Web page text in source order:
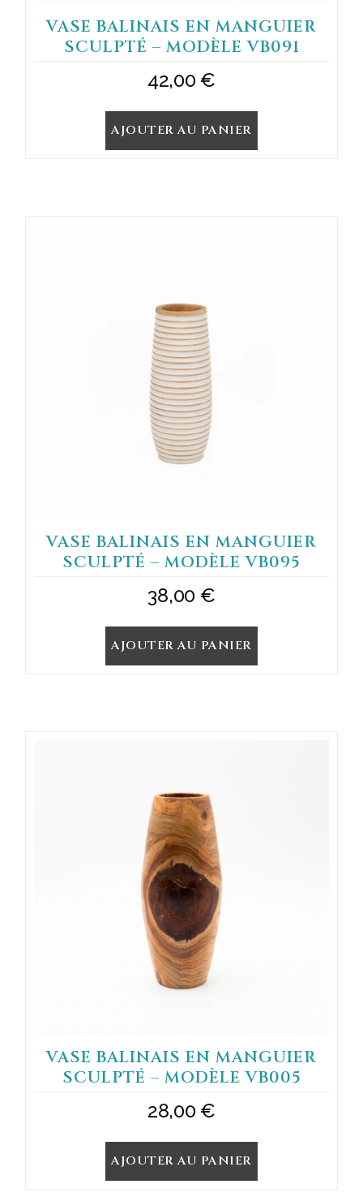
VASE BALINAIS EN MANGUIER
SCULPTÉ – MODÈLE VB091
42,00€
AJOUTER AU PANIER
VASE BALINAIS EN MANGUIER
SCULPTÉ – MODÈLE VB095
38,00 €
AJOUTER AU PANIER
VASE BALINAIS EN MANGUIER
SCULPTÉ – MODÈLE VB005
28,00€
AJOUTER AU PANIER